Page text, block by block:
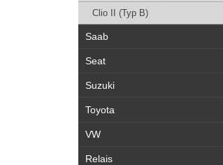
Clio II (Typ B)
Saab
Seat
Suzuki
Toyota
VW
Relais